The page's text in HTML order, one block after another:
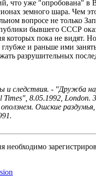
что уже "опробована" в
земного шара. Чем
вопросе не только
бывшего СССР
которых пока не видят.
и раньше ими
разрушительных
и следствия. - "Дружба
Times", 8.05.1992,
Ошские
необходимо